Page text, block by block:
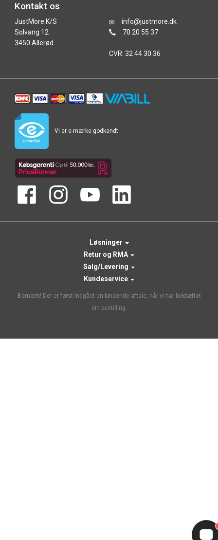
Kontakt os
JustMore K/S
Solvang 12
3450 Allerød
info@justmore.dk
70 20 55 37
CVR: 32 44 30 36
Vi er e-mærke godkendt
Løsninger
Retur og RMA
Salg/Levering
Kundeservice
Bemærk! Der er først indgået en bindende aftale, når vi har bekræftet
din bestilling.